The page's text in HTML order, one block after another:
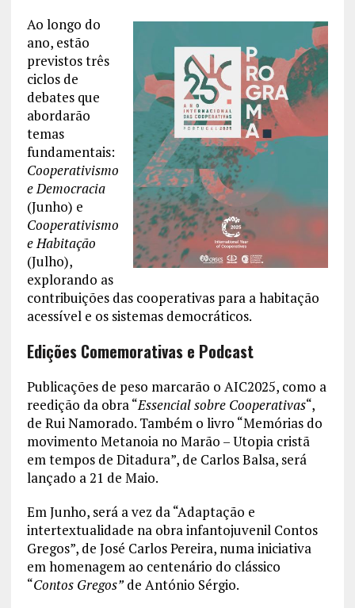
Ao longo do
ano, estão
previstos três
ciclos de
debates que
abordarão
temas
fundamentais:
Cooperativismo
e Democracia
(Junho) e
Cooperativismo
e Habitação
(Julho),
explorando as
contribuições das cooperativas para a habitação
acessível e os sistemas democráticos.
Edições Comemorativas e Podcast
Publicações de peso marcarão o AIC2025, como a
reedição da obra “Essencial sobre Cooperativas“,
de Rui Namorado. Também o livro “Memórias do
movimento Metanoia no Marão – Utopia cristã
em tempos de Ditadura”, de Carlos Balsa, será
lançado a 21 de Maio.
Em Junho, será a vez da “Adaptação e
intertextualidade na obra infantojuvenil Contos
Gregos”, de José Carlos Pereira, numa iniciativa
em homenagem ao centenário do clássico
“Contos Gregos”de António Sérgio.